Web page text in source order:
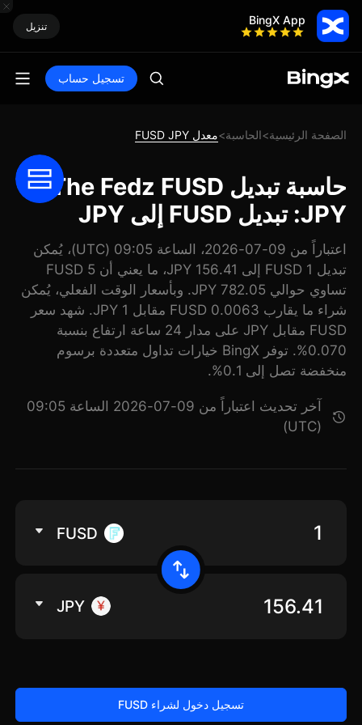
BingX App تنزيل
تسجيل حساب
الصفحة الرئيسية>الحاسبة>معدل FUSD JPY
حاسبة تبديل The Fedz FUSD
JPY: تبديل FUSD إلى JPY
اعتباراً من 09-07-2026، الساعة 09:05 (UTC)، يُمكن
تبديل 1 FUSD إلى 156.41 JPY، ما يعني أن 5 FUSD
تساوي حوالي 782.05 JPY. وبأسعار الوقت الفعلي، يُمكن
شراء ما يقارب 0.0063 FUSD مقابل 1 JPY. شهد سعر
FUSD مقابل JPY على مدار 24 ساعة ارتفاع بنسبة
0.070%. توفر BingX خيارات تداول متعددة برسوم
منخفضة تصل إلى 0.1%.
آخر تحديث اعتباراً من 09-07-2026 الساعة 09:05
(UTC)
FUSD
JPY
تسجيل دخول لشراء FUSD